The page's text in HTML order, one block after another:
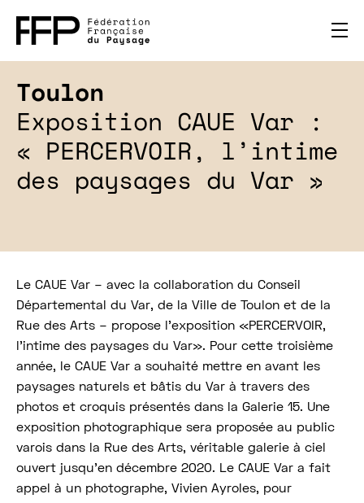
Toulon
Exposition CAUE Var :
« PERCERVOIR, l’intime
des paysages du Var »
Le CAUE Var – avec la collaboration du Conseil
Départemental du Var, de la Ville de Toulon et de la
Rue des Arts – propose l’exposition «PERCERVOIR,
l’intime des paysages du Var». Pour cette troisième
année, le CAUE Var a souhaité mettre en avant les
paysages naturels et bâtis du Var à travers des
photos et croquis présentés dans la Galerie 15. Une
exposition photographique sera proposée au public
varois dans la Rue des Arts, véritable galerie à ciel
ouvert jusqu’en décembre 2020. Le CAUE Var a fait
appel à un photographe, Vivien Ayroles, pour